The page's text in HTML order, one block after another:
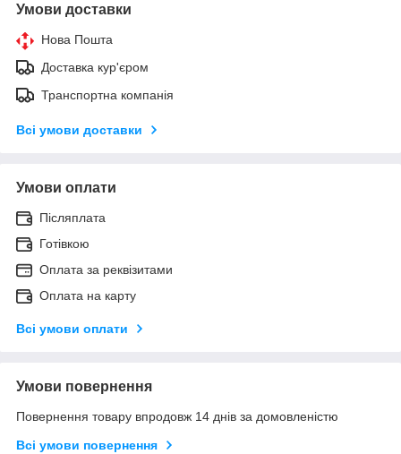
Умови доставки
Нова Пошта
Доставка кур'єром
Транспортна компанія
Всі умови доставки
Умови оплати
Післяплата
Готівкою
Оплата за реквізитами
Оплата на карту
Всі умови оплати
Умови повернення
Повернення товару впродовж 14 днів за домовленістю
Всі умови повернення